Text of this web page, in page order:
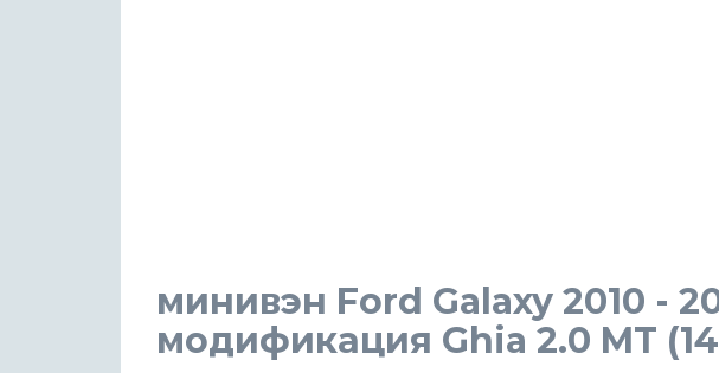
минивэн Ford Galaxy 2010 -
модификация Ghia 2.0 MT